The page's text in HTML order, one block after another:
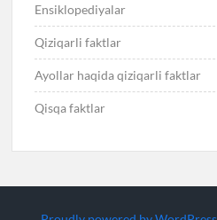
Ensiklopediyalar
Qiziqarli faktlar
Ayollar haqida qiziqarli faktlar
Qisqa faktlar